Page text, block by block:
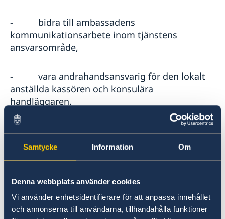
Samtycke Information Om
Denna webbplats använder cookies
Vi använder enhetsidentifierare för att anpassa innehållet
och annonserna till användarna, tillhandahålla funktioner
- bidra till ambassadens
kommunikationsarbete inom tjänstens
ansvarsområde,
- vara andrahandsansvarig för den lokalt
anställda kassören och konsulära
handläggaren.
Kvalifikationer;
-Relevant universitetsutbildning eller
motsvarande kompetens förvärvat genom
arbetslivserfarenhet